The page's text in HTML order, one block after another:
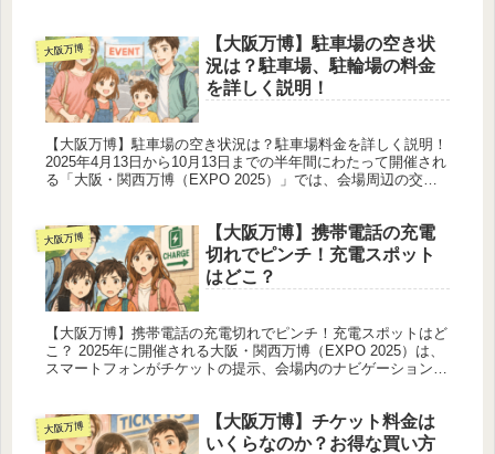
大阪万博
【大阪万博】駐車場の空き状
況は？駐車場、駐輪場の料金
を詳しく説明！
【大阪万博】駐車場の空き状況は？駐車場料金を詳しく説明！
2025年4月13日から10月13日までの半年間にわたって開催され
る「大阪・関西万博（EXPO 2025）」では、会場周辺の交通
大阪万博
【大阪万博】携帯電話の充電
切れでピンチ！充電スポット
はどこ？
【大阪万博】携帯電話の充電切れでピンチ！充電スポットはど
こ？ 2025年に開催される大阪・関西万博（EXPO 2025）は、
スマートフォンがチケットの提示、会場内のナビゲーション、
大阪万博
【大阪万博】チケット料金は
いくらなのか？お得な買い方